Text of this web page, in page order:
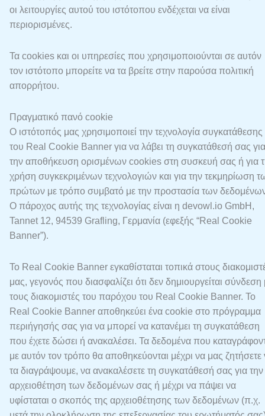
οι λειτουργίες αυτού του ιστότοπου ενδέχεται να είναι
περιορισμένες.
Τα cookies και οι υπηρεσίες που χρησιμοποιούνται σε αυτόν
τον ιστότοπο μπορείτε να τα βρείτε στην παρούσα πολιτική
απορρήτου.
Πραγματικό πανό cookie
Ο ιστότοπός μας χρησιμοποιεί την τεχνολογία συγκατάθεσης
του Real Cookie Banner για να λάβει τη συγκατάθεσή σας για
την αποθήκευση ορισμένων cookies στη συσκευή σας ή για
χρήση συγκεκριμένων τεχνολογιών και για την τεκμηρίωση
πρώτων με τρόπο συμβατό με την προστασία των
Ο πάροχος αυτής της τεχνολογίας είναι η devowl.io GmbH,
Tannet 12, 94539 Grafling, Γερμανία (εφεξής “Real Cookie
Banner”).
Το Real Cookie Banner εγκαθίσταται τοπικά στους
μας, γεγονός που διασφαλίζει ότι δεν δημιουργείται σύνδεση
τους διακομιστές του παρόχου του Real Cookie Banner. Το
Real Cookie Banner αποθηκεύει ένα cookie στο πρόγραμμα
περιήγησής σας για να μπορεί να κατανέμει τη συγκατάθεση
που έχετε δώσει ή ανακαλέσει. Τα δεδομένα που
με αυτόν τον τρόπο θα αποθηκεύονται μέχρι να μας ζητήσετε
τα διαγράψουμε, να ανακαλέσετε τη συγκατάθεσή σας για την
αρχειοθέτηση των δεδομένων σας ή μέχρι να πάψει να
υφίσταται ο σκοπός της αρχειοθέτησης των δεδομένων (π.χ.